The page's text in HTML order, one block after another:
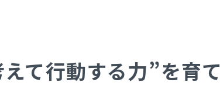
て行動する力”を育